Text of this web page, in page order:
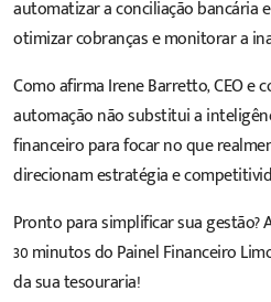
automatizar a conciliação bancária
otimizar cobranças e monitorar a
Como afirma Irene Barretto, CEO e
automação não substitui a
financeiro para focar no que
direcionam estratégia e
Pronto para simplificar sua
30 minutos do Painel Financeiro
da sua tesouraria!